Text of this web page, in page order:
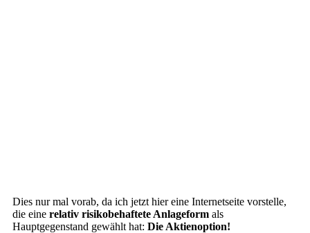
Dies nur mal vorab, da ich jetzt hier eine Internetseite vorstelle,
die eine relativ risikobehaftete Anlageformals
Hauptgegenstand gewählt hat: Die Aktienoption!